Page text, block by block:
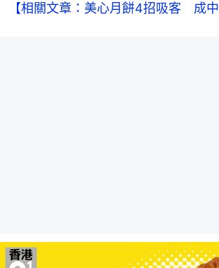
【相關文章：美心月餅4招吸客　成